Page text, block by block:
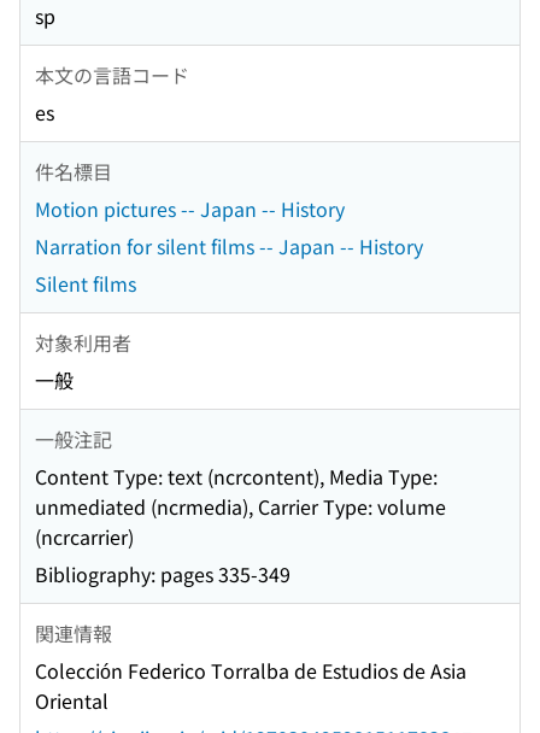
sp
本文の言語コード
es
件名標目
Motion pictures -- Japan -- History
Narration for silent films -- Japan -- History
Silent films
対象利用者
一般
一般注記
Content Type: text (ncrcontent), Media Type:
unmediated (ncrmedia), Carrier Type: volume
(ncrcarrier)
Bibliography: pages 335-349
関連情報
Colección Federico Torralba de Estudios de Asia
Oriental